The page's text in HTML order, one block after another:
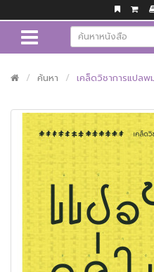
ค้นหา เคล็ดวิชาการแปลพ